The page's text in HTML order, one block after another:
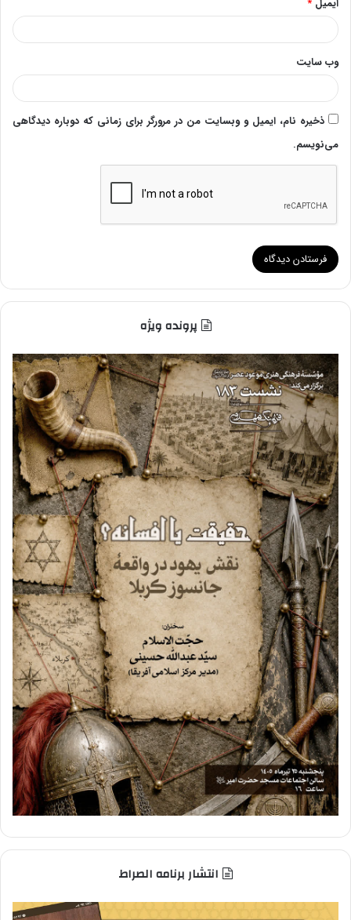
وب‌ سایت
ذخیره نام، ایمیل و وبسایت من در مرورگر برای زمانی که دوباره دیدگاهی
می‌نویسم.
پرونده ویژه
انتشار برنامه الصراط